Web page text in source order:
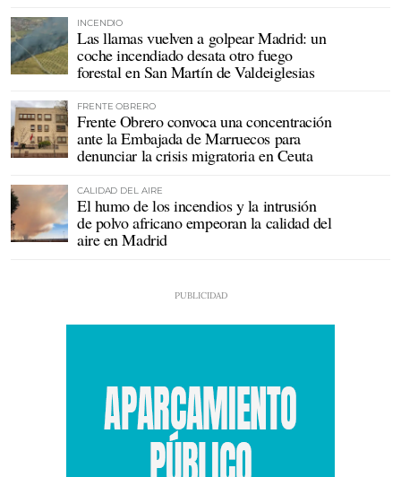
INCENDIO
Las llamas vuelven a golpear Madrid: un
coche incendiado desata otro fuego
forestal en San Martín de Valdeiglesias
FRENTE OBRERO
Frente Obrero convoca una concentración
ante la Embajada de Marruecos para
denunciar la crisis migratoria en Ceuta
CALIDAD DEL AIRE
El humo de los incendios y la intrusión
de polvo africano empeoran la calidad del
aire en Madrid